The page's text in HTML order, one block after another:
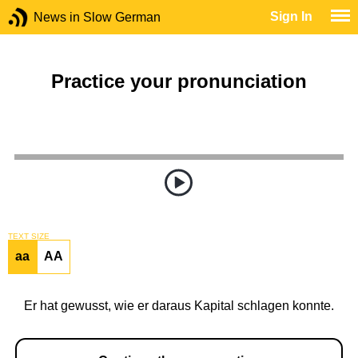
News in Slow German Sign In
Practice your pronunciation
TEXT SIZE
aa AA
Er hat gewusst, wie er daraus Kapital schlagen konnte.